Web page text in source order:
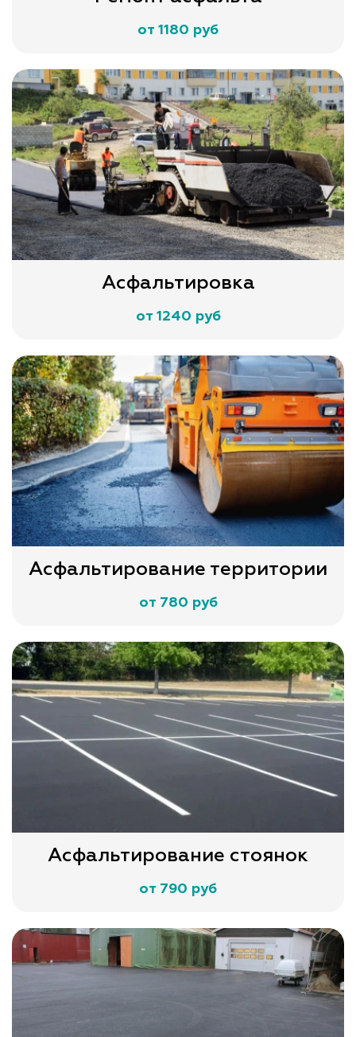
от 1180 руб
Асфальтировка
от 1240 руб
Асфальтирование территории
от 780 руб
Асфальтирование стоянок
от 790 руб